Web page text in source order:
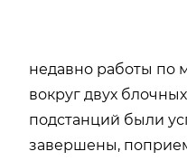
недавно работы по
вокруг двух
подстанций были
завершены, по